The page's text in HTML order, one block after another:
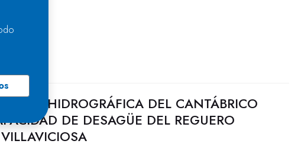
HIDROGRÁFICA DEL CANTÁBRICO
DE DESAGÜE DEL REGUERO